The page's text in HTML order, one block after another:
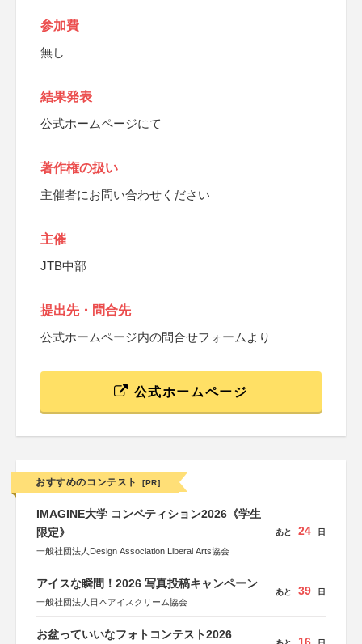
参加費
無し
結果発表
公式ホームページにて
著作権の扱い
主催者にお問い合わせください
主催
JTB中部
提出先・問合先
公式ホームページ内の問合せフォームより
公式ホームページ
おすすめのコンテスト [PR]
IMAGINE大学 コンペティション2026《学生
限定》
一般社団法人Design Association Liberal Arts協会
あと 24 日
アイスな瞬間！2026 写真投稿キャンペーン
一般社団法人日本アイスクリーム協会
あと 39 日
お盆っていいなフォトコンテスト2026